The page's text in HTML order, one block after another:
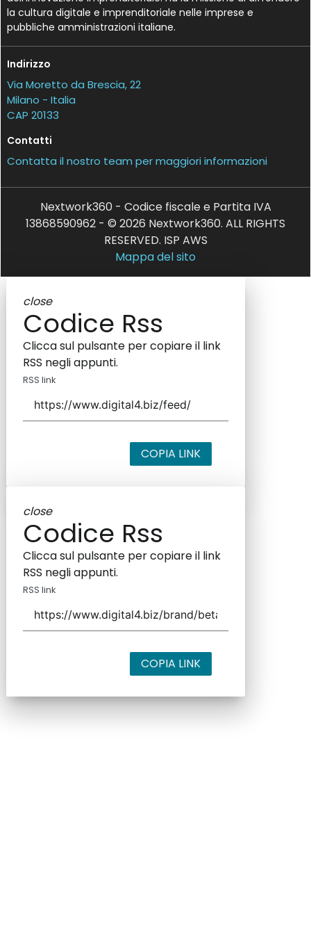
la cultura digitale e imprenditoriale nelle imprese e
pubbliche amministrazioni italiane.
Indirizzo
Via Moretto da Brescia, 22
Milano - Italia
CAP 20133
Contatti
Contatta il nostro team per maggiori informazioni
Nextwork360 - Codice fiscale e Partita IVA
13868590962 - © 2026 Nextwork360. ALL RIGHTS
RESERVED. ISP AWS
Mappa del sito
close
Codice Rss
Clicca sul pulsante per copiare il link
RSS negli appunti.
RSS link
COPIA LINK
close
Codice Rss
Clicca sul pulsante per copiare il link
RSS negli appunti.
RSS link
COPIA LINK